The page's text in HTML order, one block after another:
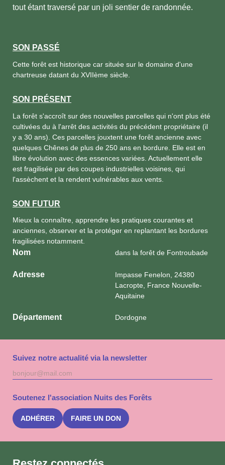
tout étant traversé par un joli sentier de randonnée.
SON PASSÉ
Cette forêt est historique car située sur le domaine d'une
chartreuse datant du XVIIème siècle.
SON PRÉSENT
La forêt s'accroît sur des nouvelles parcelles qui n'ont plus été
cultivées du à l'arrêt des activités du précédent propriétaire (il
y a 30 ans). Ces parcelles jouxtent une forêt ancienne avec
quelques Chênes de plus de 250 ans en bordure. Elle est en
libre évolution avec des essences variées. Actuellement elle
est fragilisée par des coupes industrielles voisines, qui
l'assèchent et la rendent vulnérables aux vents.
SON FUTUR
Mieux la connaître, apprendre les pratiques courantes et
anciennes, observer et la protéger en replantant les bordures
fragilisées notamment.
Nom dans la forêt de Fontroubade
Adresse
Impasse Fenelon, 24380
Lacropte, France Nouvelle-
Aquitaine
Département Dordogne
Suivez notre actualité via la newsletter
Adresse
mail
à
Soutenez l'association Nuits des Forêts
ADHÉRER FAIRE UN DON